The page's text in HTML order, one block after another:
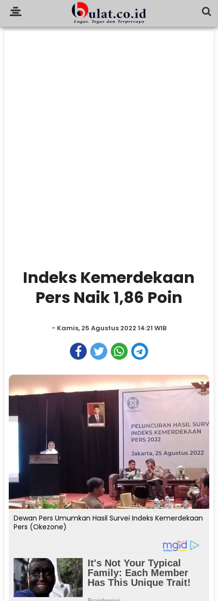
Indeks Kemerdekaan
Pers Naik 1,86 Poin
- Kamis, 25 Agustus 2022 14:21 WIB
Dewan Pers Umumkan Hasil Survei Indeks Kemerdekaan
Pers (Okezone)